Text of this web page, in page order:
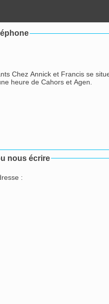
Chez Annick et Francis se
heure de Cahors et Agen.
nous écrire
: